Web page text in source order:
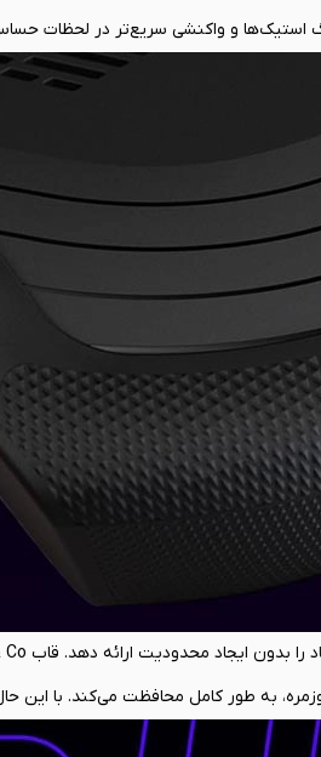
استیک‌ها و واکنشی سریع‌تر در لحظات
از هرگونه گاز گرفتگی یا فشار نامطلوب
نیز، تمرکز خود را بر روی رقابت حفظ
لمس، نصب و جداسازی آن را نیز بسیار
به طور کامل محافظت می‌کند. با این
قابلیت‌های جانبی آن نهفته است. این قاب به یک